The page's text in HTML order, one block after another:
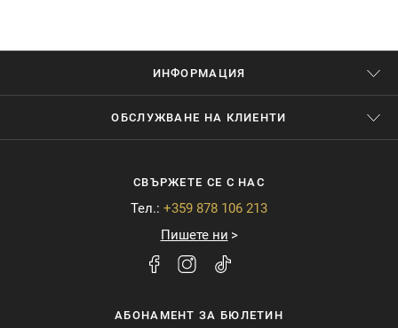
ИНФОРМАЦИЯ
ОБСЛУЖВАНЕ НА КЛИЕНТИ
СВЪРЖЕТЕ СЕ С НАС
Тел.: +359 878 106 213
Пишете ни
АБОНАМЕНТ ЗА БЮЛЕТИН